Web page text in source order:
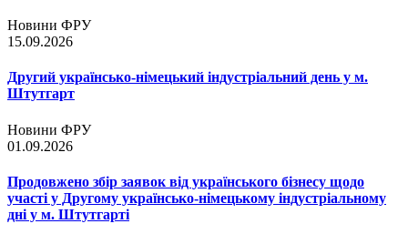
Новини ФРУ
15.09.2026
Другий українсько-німецький індустріальний день у м.
Штутгарт
Новини ФРУ
01.09.2026
Продовжено збір заявок від українського бізнесу щодо
участі у Другому українсько-німецькому індустріальному
дні у м. Штутгарті